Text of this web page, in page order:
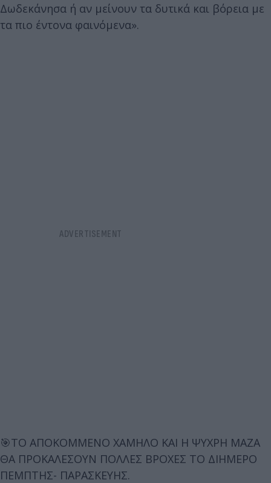
Δωδεκάνησα ή αν μείνουν τα δυτικά και βόρεια με
τα πιο έντονα φαινόμενα».
🎯ΤΟ ΑΠΟΚΟΜΜΕΝΟ ΧΑΜΗΛΟ ΚΑΙ Η ΨΥΧΡΗ ΜΑΖΑ
ΘΑ ΠΡΟΚΑΛΕΣΟΥΝ ΠΟΛΛΕΣ ΒΡΟΧΕΣ ΤΟ ΔΙΗΜΕΡΟ
ΠΕΜΠΤΗΣ- ΠΑΡΑΣΚΕΥΗΣ.